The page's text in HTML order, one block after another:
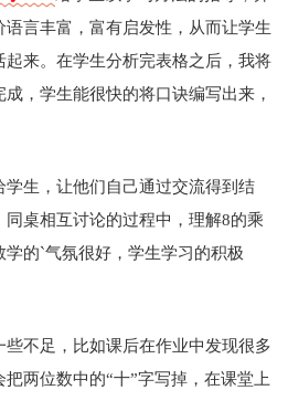
言丰富，富有启发性，从而让学生
来。在学生分析完表格之后，我将
，学生能很快的将口诀编写出来，
学生，让他们自己通过交流得到结
桌相互讨论的过程中，理解8的乘
的`气氛很好，学生学习的积极
不足，比如课后在作业中发现很多
两位数中的“十”字写掉，在课堂上